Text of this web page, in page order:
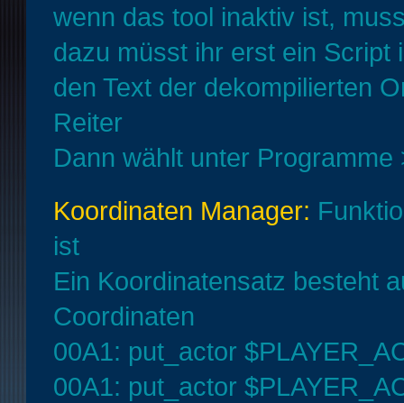
wenn das tool inaktiv ist,
dazu müsst ihr erst ein Script
den Text der dekompilierten
Reiter
Dann wählt unter
Koordinaten Manager:
ist
Ein Koordinatensatz besteht
Coordinaten
00A1: put_actor
00A1: put_actor